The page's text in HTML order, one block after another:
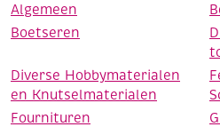
Algemeen
Boetseren
Diverse Hobbymaterialen
en Knutselmaterialen
Fournituren